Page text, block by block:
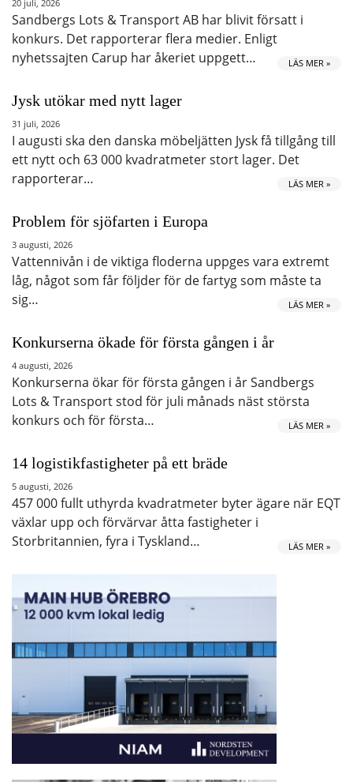
20 juli, 2026
Sandbergs Lots & Transport AB har blivit försatt i
konkurs. Det rapporterar flera medier. Enligt
nyhetssajten Carup har åkeriet uppgett…
LÄS MER »
Jysk utökar med nytt lager
31 juli, 2026
I augusti ska den danska möbeljätten Jysk få tillgång till
ett nytt och 63 000 kvadratmeter stort lager. Det
rapporterar…
LÄS MER »
Problem för sjöfarten i Europa
3 augusti, 2026
Vattennivån i de viktiga floderna uppges vara extremt
låg, något som får följder för de fartyg som måste ta
sig…
LÄS MER »
Konkurserna ökade för första gången i år
4 augusti, 2026
Konkurserna ökar för första gången i år Sandbergs
Lots & Transport stod för juli månads näst största
konkurs och för första…
LÄS MER »
14 logistikfastigheter på ett bräde
5 augusti, 2026
457 000 fullt uthyrda kvadratmeter byter ägare när EQT
växlar upp och förvärvar åtta fastigheter i
Storbritannien, fyra i Tyskland…
LÄS MER »